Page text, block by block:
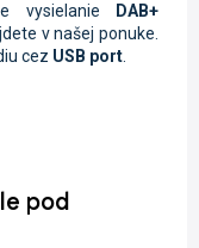
vysielanie
DAB+
v našej ponuke.
cez USB port.
pod